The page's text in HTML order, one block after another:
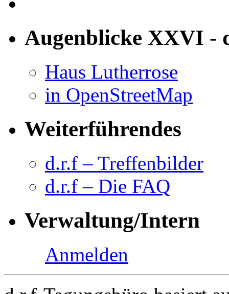
Augenblicke XXVI -
Haus Lutherrose
in OpenStreetMap
Weiterführendes
d.r.f – Treffenbilder
d.r.f – Die FAQ
Verwaltung/Intern
Anmelden